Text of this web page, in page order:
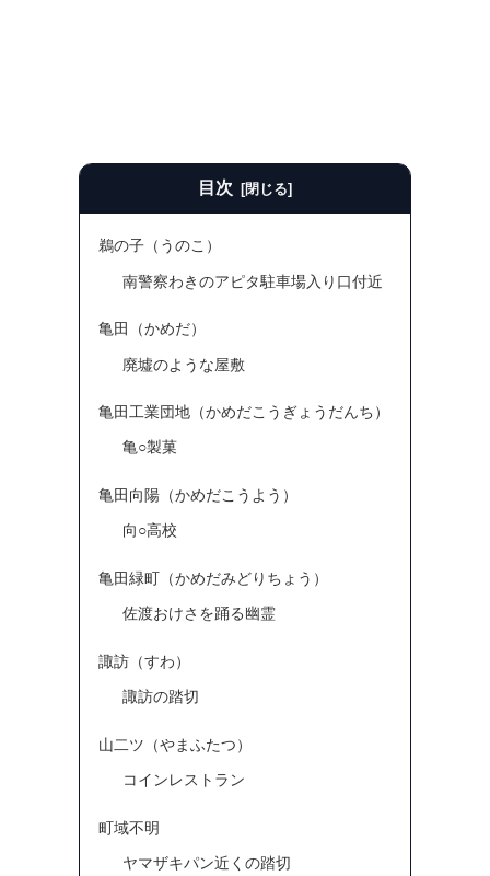
目次
鵜の子（うのこ）
南警察わきのアピタ駐車場入り口付近
亀田（かめだ）
廃墟のような屋敷
亀田工業団地（かめだこうぎょうだんち）
亀○製菓
亀田向陽（かめだこうよう）
向○高校
亀田緑町（かめだみどりちょう）
佐渡おけさを踊る幽霊
諏訪（すわ）
諏訪の踏切
山二ツ（やまふたつ）
コインレストラン
町域不明
ヤマザキパン近くの踏切